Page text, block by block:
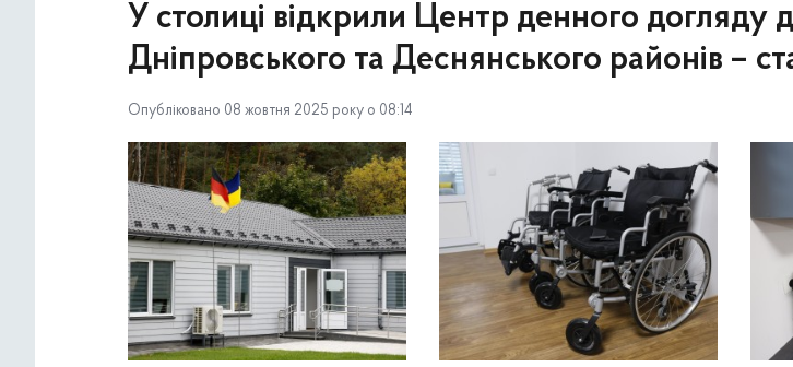
У столиці відкрили Центр денного догляду
Дніпровського та Деснянського районів –
Опубліковано 08 жовтня 2025 року о 08:14